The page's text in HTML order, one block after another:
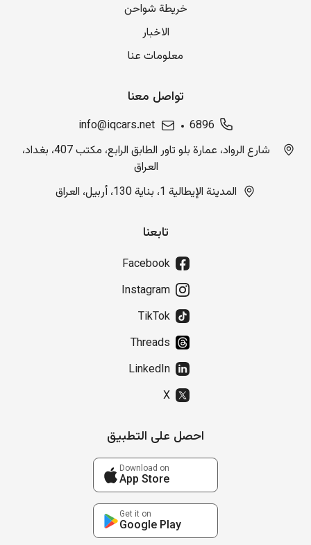
خريطة شواحن
الاخبار
معلومات عنا
تواصل معنا
6896
info@iqcars.net
شارع الرواد، عمارة بلو تاور الطابق الرابع، مكتب 407، بغداد،
العراق
المدينة الإيطالية 1، بناية 130، أربيل، العراق
تابعنا
Facebook
Instagram
TikTok
Threads
LinkedIn
X
احصل على التطبيق
Download on
App Store
Get it on
Google Play